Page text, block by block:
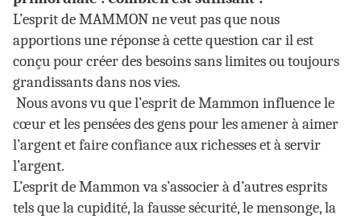
L’esprit de MAMMON ne veut pas que nous
apportions une réponse à cette question car il est
conçu pour créer des besoins sans limites ou toujours
grandissants dans nos vies.
Nous avons vu que l’esprit de Mammon influence le
cœur et les pensées des gens pour les amener à aimer
l’argent et faire confiance aux richesses et à servir
l’argent.
L’esprit de Mammon va s’associer à d’autres esprits
tels que la cupidité, la fausse sécurité, le mensonge, la